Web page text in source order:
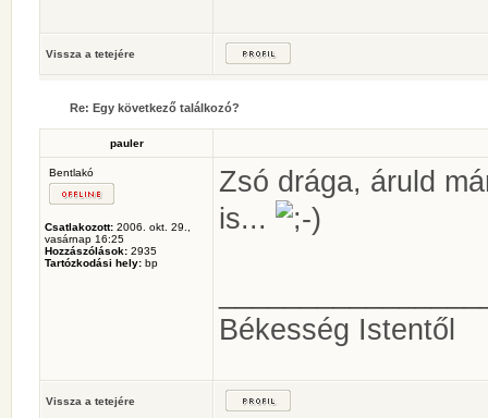
Vissza a tetejére
Re: Egy következő találkozó?
pauler
Bentlakó
Csatlakozott: 2006. okt. 29.,
vasárnap 16:25
Hozzászólások: 2935
Tartózkodási hely: bp
Zsó drága, áruld
is...
Békesség Istentől
Vissza a tetejére